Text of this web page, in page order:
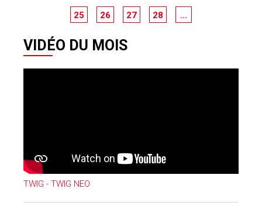
25 26 27 28 …
VIDÉO DU MOIS
TWIG - TWIG NEO